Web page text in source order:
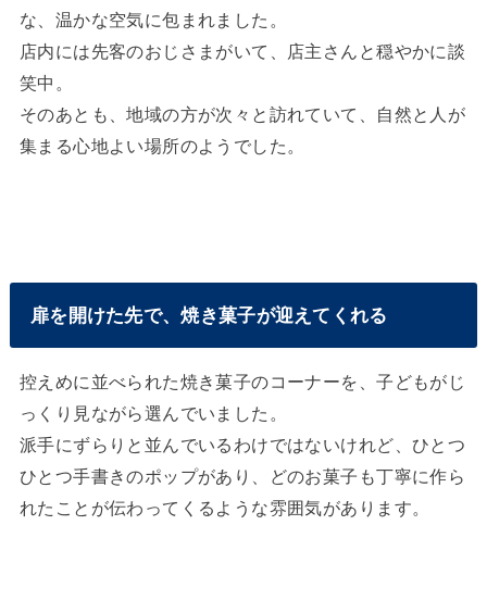
な、温かな空気に包まれました。
店内には先客のおじさまがいて、店主さんと穏やかに談
笑中。
そのあとも、地域の方が次々と訪れていて、自然と人が
集まる心地よい場所のようでした。
扉を開けた先で、焼き菓子が迎えてくれる
控えめに並べられた焼き菓子のコーナーを、子どもがじ
っくり見ながら選んでいました。
派手にずらりと並んでいるわけではないけれど、ひとつ
ひとつ手書きのポップがあり、どのお菓子も丁寧に作ら
れたことが伝わってくるような雰囲気があります。